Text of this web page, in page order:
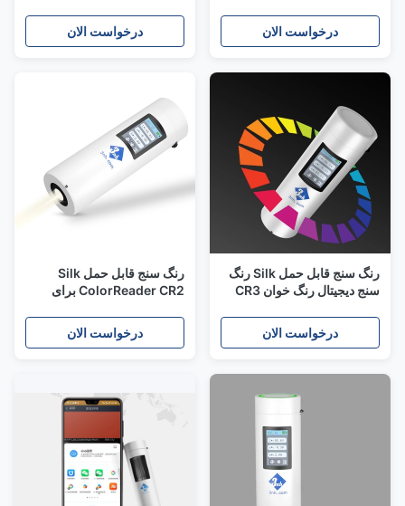
درخواست الان
درخواست الان
رنگ سنج قابل حمل Silk رنگ
سنج دیجیتال رنگ خوان CR3
درخواست الان
رنگ سنج قابل حمل Silk
ColorReader CR2 برای
درخواست الان